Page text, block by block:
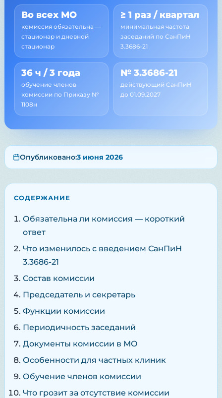
Во всех МО
комиссия обязательна —
стационар и дневной
стационар
≥ 1 раз / квартал
минимальная частота
заседаний по СанПиН
3.3686-21
36 ч / 3 года
обучение членов
комиссии по Приказу №
1108н
№ 3.3686-21
действующий СанПиН
до 01.09.2027
Опубликовано:3 июня 2026
СОДЕРЖАНИЕ
Обязательна ли комиссия — короткий
ответ
Что изменилось с введением СанПиН
3.3686-21
Состав комиссии
Председатель и секретарь
Функции комиссии
Периодичность заседаний
Документы комиссии в МО
Особенности для частных клиник
Обучение членов комиссии
Что грозит за отсутствие комиссии